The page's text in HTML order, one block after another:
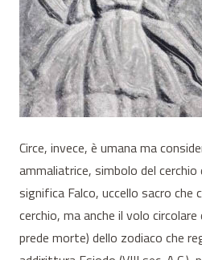
Circe, invece, è umana ma
ammaliatrice, simbolo del cerchio
significa Falco, uccello sacro che
cerchio, ma anche il volo
prede morte) dello zodiaco che